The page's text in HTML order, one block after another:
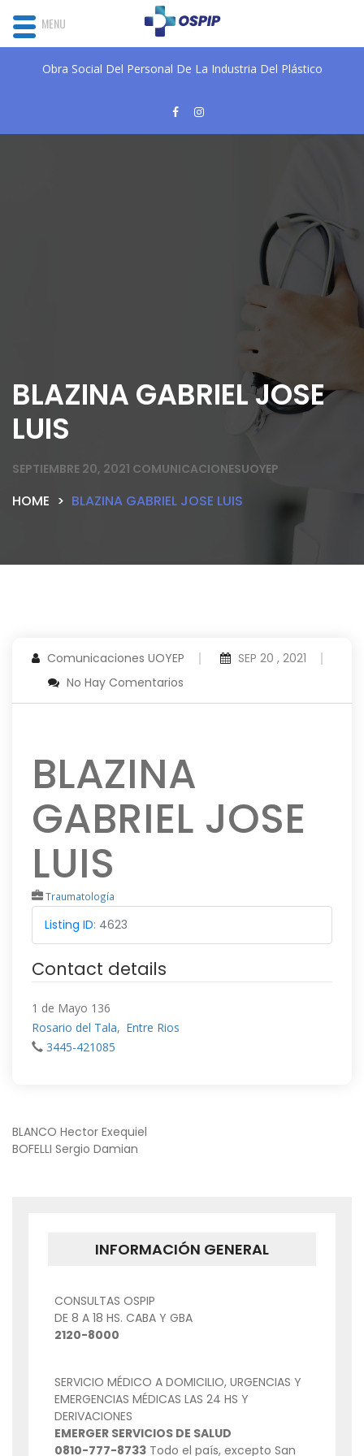
Obra Social Del Personal De La Industria Del Plástico
BLAZINA GABRIEL JOSE
LUIS
SEPTIEMBRE 20, 2021 COMUNICACIONESUOYEP
HOME BLAZINA GABRIEL JOSE LUIS
Comunicaciones UOYEP
SEP 20 , 2021
No Hay Comentarios
BLAZINA
GABRIEL JOSE
LUIS
Traumatología
Listing ID: 4623
Contact details
1 de Mayo 136
Rosario del Tala, Entre Rios
3445-421085
NAVEGACIÓN
BLANCO Hector Exequiel
BOFELLI Sergio Damian
INFORMACIÓN GENERAL
CONSULTAS OSPIP
DE 8 A 18 HS. CABA Y GBA
2120-8000
SERVICIO MÉDICO A DOMICILIO, URGENCIAS Y
EMERGENCIAS MÉDICAS LAS 24 HS Y
DERIVACIONES
EMERGER SERVICIOS DE SALUD
0810-777-8733 Todo el país, excepto San
MENU